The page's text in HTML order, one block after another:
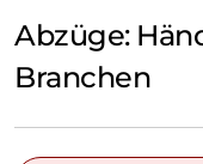
Abzüge:
Branchen